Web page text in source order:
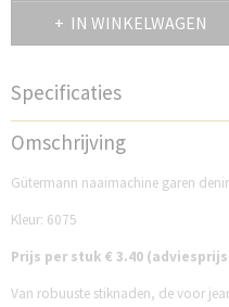
IN WINKELWAGEN
Specificaties
Productcode
G6075D
Omschrijving
Gütermann naaimachine garen
Kleur: 6075
Prijs per stuk € 3.40
Van robuuste stiknaden, de voor